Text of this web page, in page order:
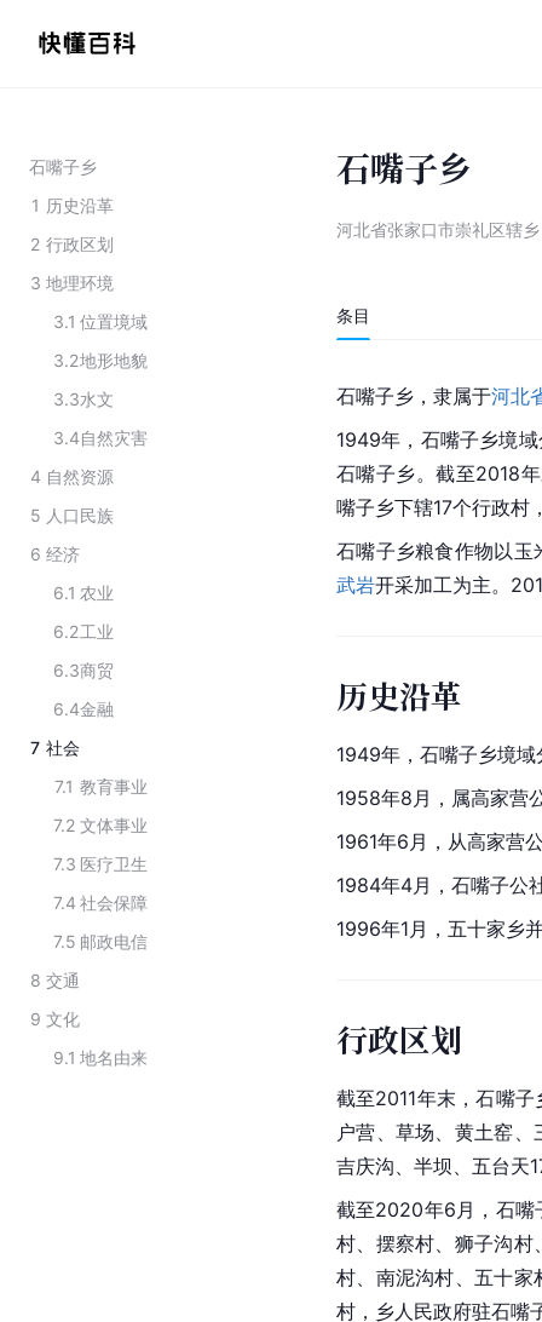
石嘴子乡
1 历史沿革
2 行政区划
3 地理环境
3.1 位置境域
3.2地形地貌
3.3水文
3.4自然灾害
4 自然资源
5 人口民族
6 经济
6.1 农业
6.2工业
6.3商贸
6.4金融
7 社会
7.1 教育事业
7.2 文体事业
7.3 医疗卫生
7.4 社会保障
7.5 邮政电信
8 交通
9 文化
9.1 地名由来
石嘴子乡
河北省张家口市崇礼区辖乡
条目
石嘴子乡，隶属于河北
1949年，石嘴子乡境
石嘴子乡。截至2018
嘴子乡下辖17个行政村
石嘴子乡粮食作物以玉
武岩开采加工为主。
历史沿革
1949年，石嘴子乡境
1958年8月，属高家营
1961年6月，从高家营
1984年4月，石嘴子公
1996年1月，五十家乡
行政区划
截至2011年末，石嘴
户营、草场、黄土窑、
吉庆沟、半坝、五台天
截至2020年6月，石嘴
村、摆察村、狮子沟村
村、南泥沟村、五十家
村，乡人民政府驻石嘴